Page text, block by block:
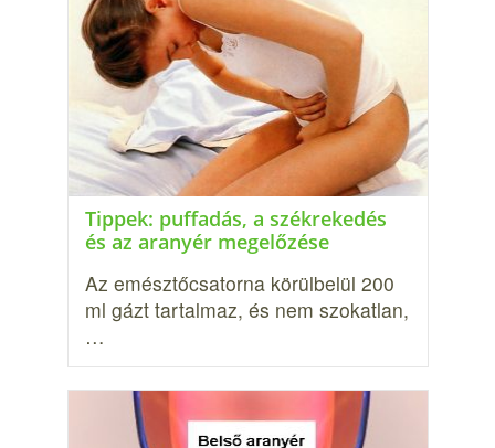
Tippek: puffadás, a székrekedés
és az aranyér megelőzése
Az emésztőcsatorna körülbelül 200
ml gázt tartalmaz, és nem szokatlan,
…